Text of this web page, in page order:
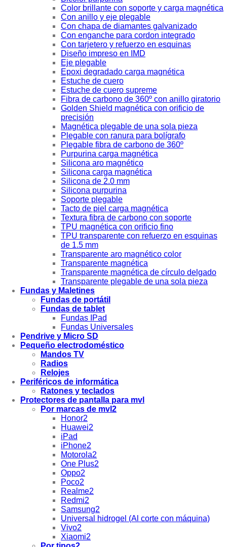
Color brillante con soporte y carga magnética
Con anillo y eje plegable
Con chapa de diamantes galvanizado
Con enganche para cordon integrado
Con tarjetero y refuerzo en esquinas
Diseño impreso en IMD
Eje plegable
Epoxi degradado carga magnética
Estuche de cuero
Estuche de cuero supreme
Fibra de carbono de 360º con anillo giratorio
Golden Shield magnética con orificio de
precisión
Magnética plegable de una sola pieza
Plegable con ranura para bolígrafo
Plegable fibra de carbono de 360º
Purpurina carga magnética
Silicona aro magnético
Silicona carga magnética
Silicona de 2.0 mm
Silicona purpurina
Soporte plegable
Tacto de piel carga magnética
Textura fibra de carbono con soporte
TPU magnética con orificio fino
TPU transparente con refuerzo en esquinas
de 1.5 mm
Transparente aro magnético color
Transparente magnética
Transparente magnética de círculo delgado
Transparente plegable de una sola pieza
Fundas y Maletines
Fundas de portátil
Fundas de tablet
Fundas IPad
Fundas Universales
Pendrive y Micro SD
Pequeño electrodoméstico
Mandos TV
Radios
Relojes
Periféricos de informática
Ratones y teclados
Protectores de pantalla para mvl
Por marcas de mvl2
Honor2
Huawei2
iPad
iPhone2
Motorola2
One Plus2
Oppo2
Poco2
Realme2
Redmi2
Samsung2
Universal hidrogel (Al corte con máquina)
Vivo2
Xiaomi2